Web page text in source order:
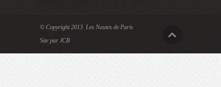
© Copyright 2013. Les Nautes de Paris
Site par JCB